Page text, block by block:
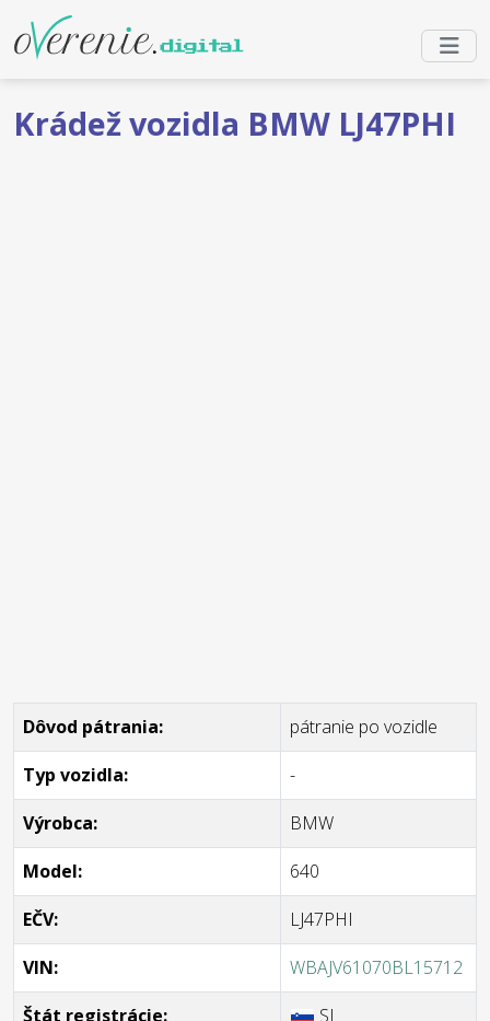
Krádež vozidla BMW LJ47PHI
Dôvod pátrania:
pátranie po vozidle
Typ vozidla:
-
Výrobca:
BMW
Model:
640
EČV:
LJ47PHI
VIN:
WBAJV61070BL15712
Štát registrácie:
SI